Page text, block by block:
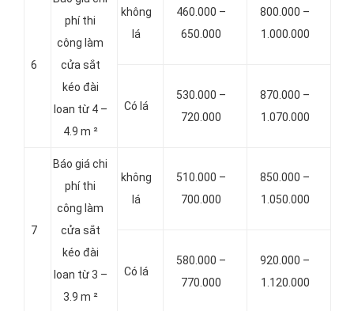
6
phí thi
công làm
cửa sắt
kéo đài
loan từ 4 –
4.9 m ²
không
lá
460.000 –
650.000
800.000 –
1.000.000
Có lá
530.000 –
720.000
870.000 –
1.070.000
7
Báo giá chi
phí thi
công làm
cửa sắt
kéo đài
loan từ 3 –
3.9 m ²
không
lá
510.000 –
700.000
850.000 –
1.050.000
Có lá
580.000 –
770.000
920.000 –
1.120.000